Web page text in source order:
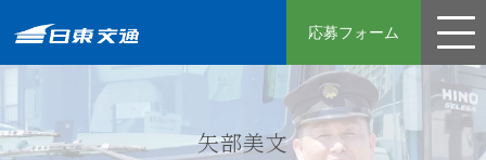
応募フォーム
整備士
矢部美文